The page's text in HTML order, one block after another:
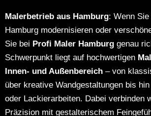
Malerbetrieb aus Hamburg: Wenn
Hamburg modernisieren oder
Sie bei Profi Maler Hamburg genau
Schwerpunkt liegt auf hochwertigen
Innen- und Außenbereich – von
über kreative Wandgestaltungen bis
oder Lackierarbeiten. Dabei verbinden
Präzision mit gestalterischem